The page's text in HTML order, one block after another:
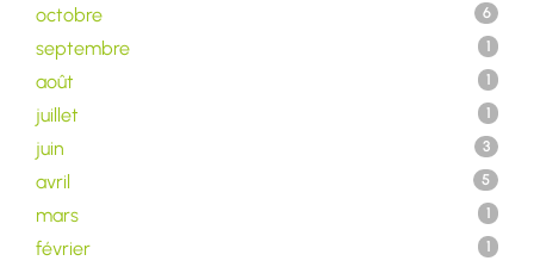
octobre 6
septembre 1
août 1
juillet 1
juin 3
avril 5
mars 1
février 1